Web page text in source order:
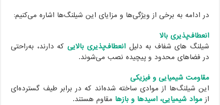
در ادامه به برخی از ویژگی‌ها و مزایای این شیلنگ‌ها اشاره می‌کنیم:
انعطاف‌پذیری بالا
شیلنگ های شفاف به دلیلانعطاف‌پذیری بالاییکه دارند، به‌راحتی
در فضاهای محدود و پیچیده نصب می‌شوند.
مقاومت شیمیایی و فیزیکی
این شیلنگ‌ها از موادی ساخته شده‌اند که در برابر طیف گسترده‌ای
ازمواد شیمیایی، اسیدها و بازهامقاوم هستند.